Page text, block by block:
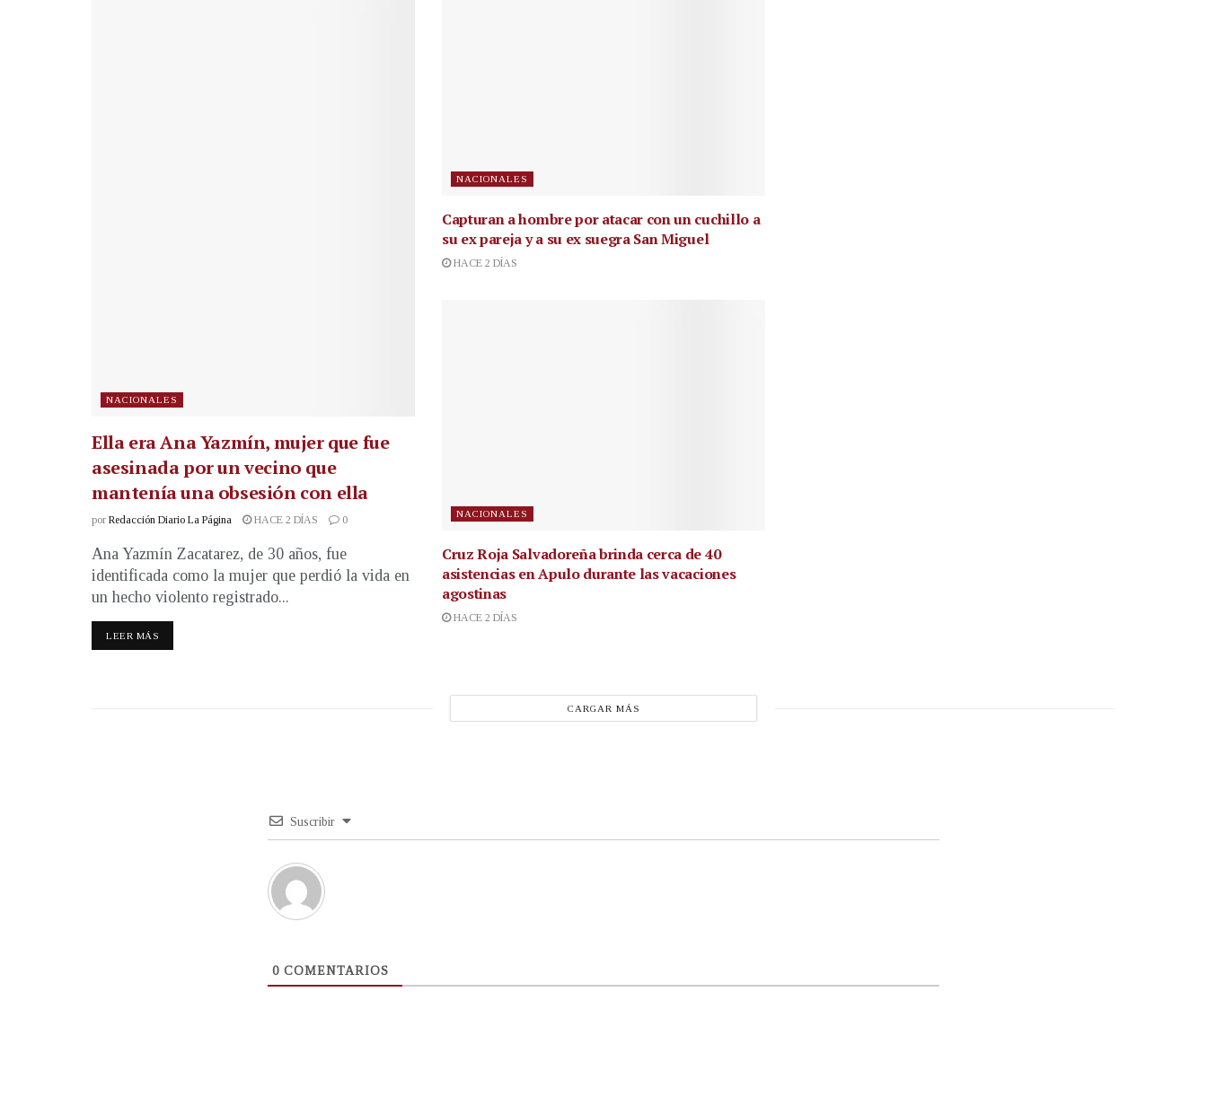
NACIONALES
Ella era Ana Yazmín, mujer que fue
asesinada por un vecino que
mantenía una obsesión con ella
por Redacción Diario La Página HACE 2 DÍAS 0
Ana Yazmín Zacatarez, de 30 años, fue
identificada como la mujer que perdió la vida en
un hecho violento registrado...
LEER MÁS
NACIONALES
Capturan a hombre por atacar con un cuchillo a
su ex pareja y a su ex suegra San Miguel
HACE 2 DÍAS
NACIONALES
Cruz Roja Salvadoreña brinda cerca de 40
asistencias en Apulo durante las vacaciones
agostinas
HACE 2 DÍAS
CARGAR MÁS
Suscribir
0 COMENTARIOS